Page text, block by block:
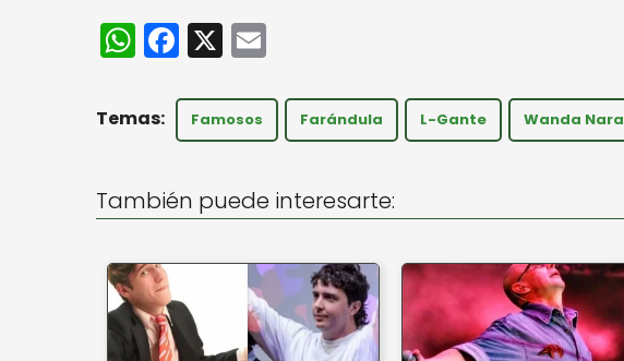
W
h
a
A
p
F
a
c
e
o
X
ai
l
Famosos Farándula L-Gante Wanda Nara
También puede interesarte: